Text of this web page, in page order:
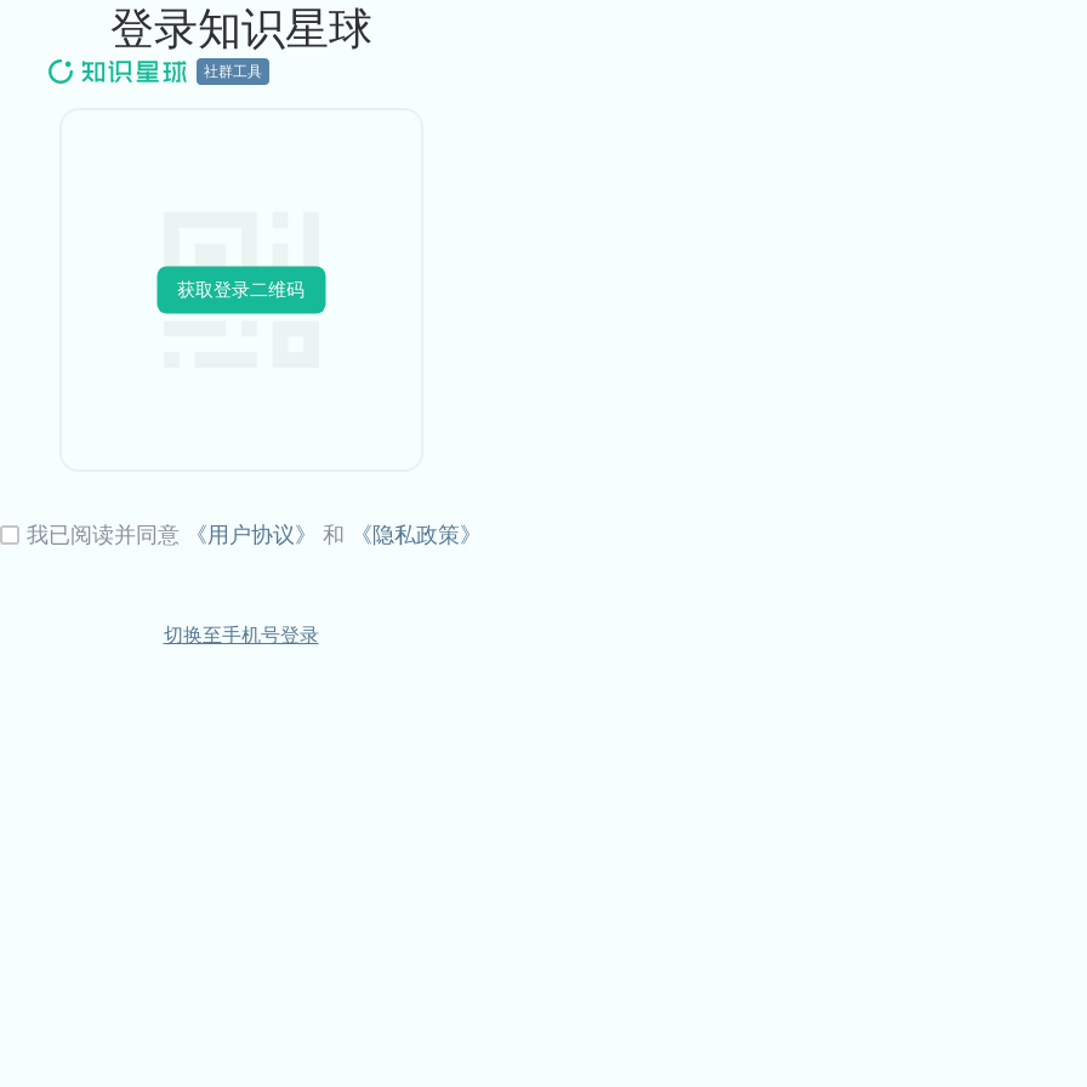
社群工具
登录知识星球
获取登录二维码
我已阅读并同意 《用户协议》 和 《隐私政策》
切换至手机号登录